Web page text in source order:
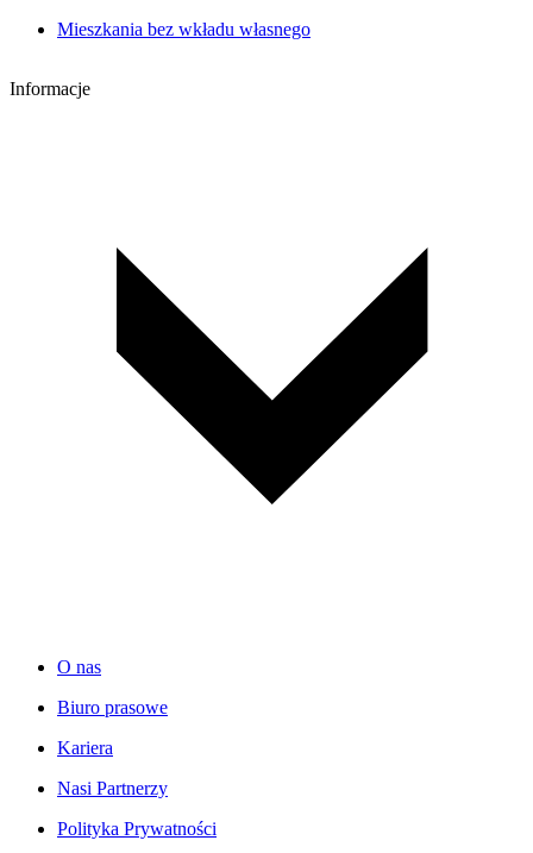
Mieszkania bez wkładu własnego
Informacje
O nas
Biuro prasowe
Kariera
Nasi Partnerzy
Polityka Prywatności